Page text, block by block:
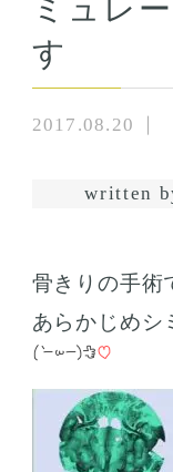
ミュレ
す
2017.08.20
written
骨きりの手術
あらかじめシ